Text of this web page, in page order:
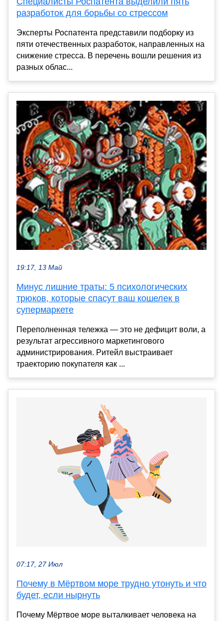
разработок для борьбы со стрессом
Эксперты Роспатента представили подборку из
пяти отечественных разработок, направленных на
снижение стресса. В перечень вошли решения из
разных облас...
19:17, 13 Май
Минус лишние траты: 5 психологических
трюков, которые спасут ваш кошелек в
супермаркете
Переполненная тележка — это не дефицит воли, а
результат агрессивного маркетингового
администрирования. Ритейл выстраивает
траекторию покупателя как ...
07:17, 27 Июл
Почему в Мёртвом море трудно утонуть и что
будет, если нырнуть
Почему Мёртвое море выталкивает человека на